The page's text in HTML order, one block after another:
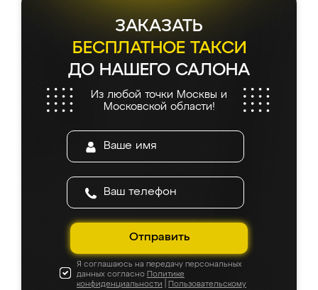
ЗАКАЗАТЬ
БЕСПЛАТНОЕ ТАКСИ
ДО НАШЕГО САЛОНА
Из любой точки Москвы и
Московской области!
Отправить
Я соглашаюсь на передачу персональных
данных согласно Политике
конфиденциальности
Пользовательскому